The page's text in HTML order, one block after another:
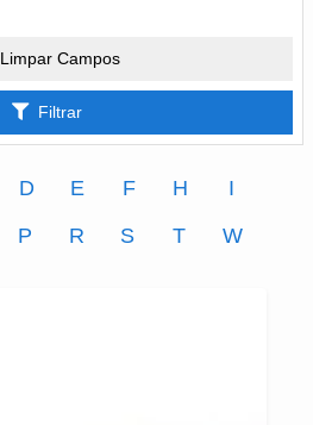
Limpar Campos
Filtrar
D E F H
I
P R S T W